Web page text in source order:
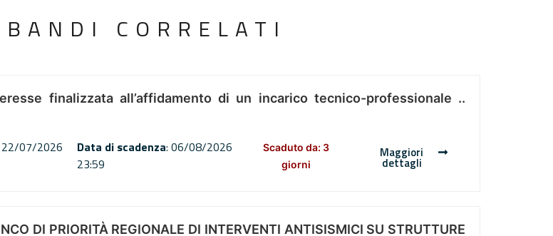
CORRELATI
finalizzata all’affidamento di un incarico tecnico-professionale ..
22/07/2026
Data di scadenza: 06/08/2026
23:59
Scaduto da: 3
giorni
Maggiori
dettagli
DI PRIORITÀ REGIONALE DI INTERVENTI ANTISISMICI SU STRUTTURE